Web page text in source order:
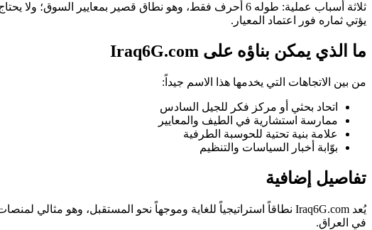
يؤتي ثماره فور اعتماد المعيار.
ما الذي يمكن بناؤه على Iraq6G.com
من بين الاتجاهات التي يخدمها هذا الاسم جيداً:
اتحاد بحثي أو مركز فكر للجيل السادس
ممارسة استشارية في الطيف والمعايير
علامة بنية تحتية للحوسبة الطرفية
بوّابة أخبار السياسات والتنظيم
تفاصيل إضافية
في العراق.